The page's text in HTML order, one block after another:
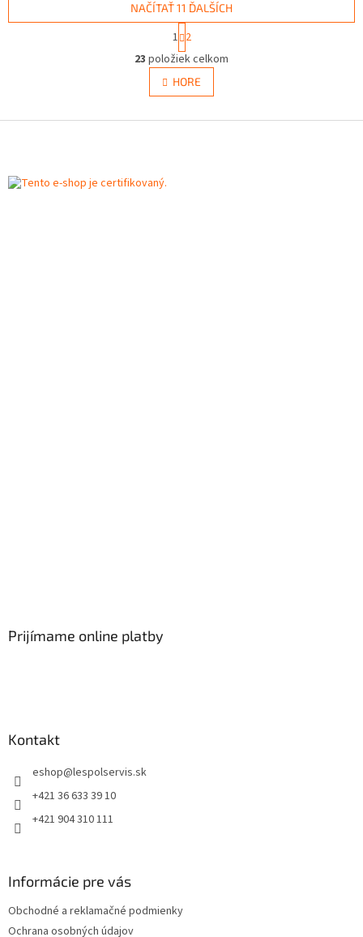
O
v
l
á
NAČÍTAŤ 11 ĎALŠÍCH
S
t
r
á
n
k
v
1 2
23 položiek celkom
HORE
Prijímame online platby
Kontakt
eshop@lespolservis.sk
+421 36 633 39 10
+421 904 310 111
Informácie pre vás
Obchodné a reklamačné podmienky
Ochrana osobných údajov